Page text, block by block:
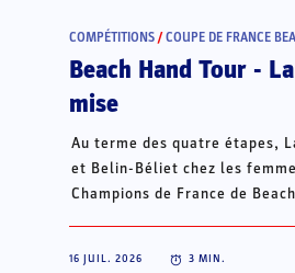
COMPÉTITIONS /COUPE DE FRANCE
Beach Hand Tour -
mise
Au terme des quatre étapes,
et Belin-Béliet chez les
Champions de France de
16 JUIL. 2026 3 MIN.